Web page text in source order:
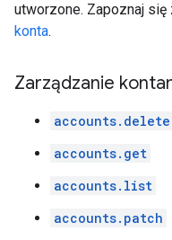
utworzone. Zapoznaj się
konta.
Zarządzanie
accounts.delete
accounts.get
accounts.list
accounts.patch